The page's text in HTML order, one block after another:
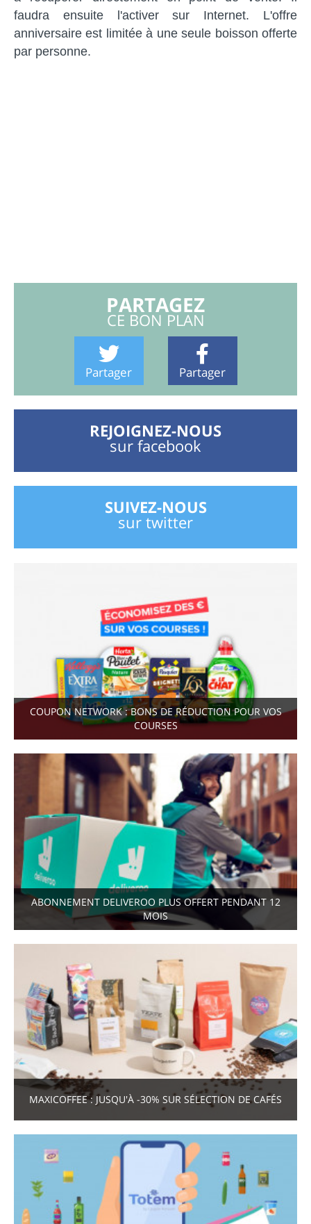
faudra ensuite l'activer sur Internet. L'offre
anniversaire est limitée à une seule boisson offerte
par personne.
PARTAGEZ
CE BON PLAN
Partager Partager
REJOIGNEZ-NOUS
sur facebook
SUIVEZ-NOUS
sur twitter
COUPON NETWORK : BONS DE RÉDUCTION POUR VOS
COURSES
ABONNEMENT DELIVEROO PLUS OFFERT PENDANT 12
MOIS
MAXICOFFEE : JUSQU'À -30% SUR SÉLECTION DE CAFÉS